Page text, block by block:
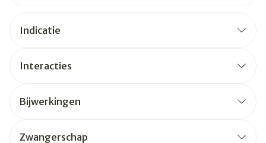
Indicatie
Interacties
Bijwerkingen
Zwangerschap